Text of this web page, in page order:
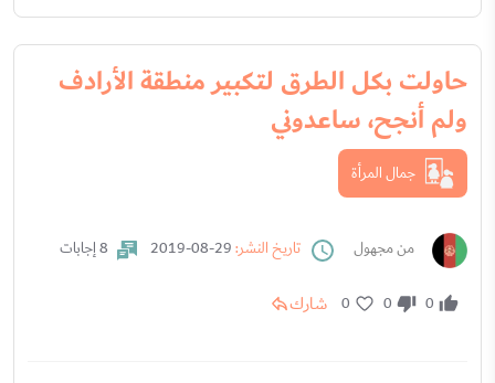
حاولت بكل الطرق لتكبير منطقة الأرادف
ولم أنجح، ساعدوني
جمال المرأة
من مجهول تاريخ النشر: 8 إجابات
0
0
0 شارك